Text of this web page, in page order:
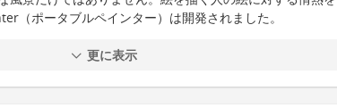
（ポータブルペインター）は開発されました。
更に表示